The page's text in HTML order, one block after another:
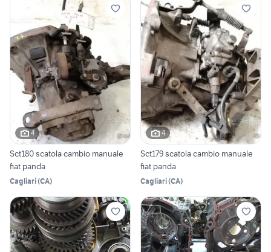
4
Sct180 scatola cambio manuale
fiat panda
Cagliari(CA)
4
Sct179 scatola cambio manuale
fiat panda
Cagliari(CA)